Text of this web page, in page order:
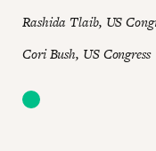
Rashida Tlaib, US
Cori Bush, US Congress